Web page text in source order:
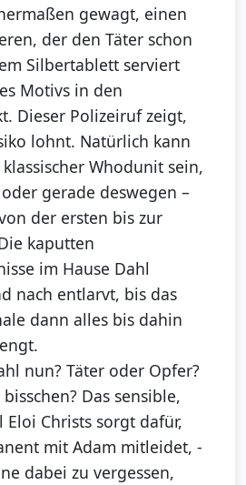
gewagt, einen
der den Täter schon
Silbertablett serviert
Motivs in den
Dieser Polizeiruf zeigt,
lohnt. Natürlich kann
klassischer Whodunit sein,
gerade deswegen –
der ersten bis zur
kaputten
im Hause Dahl
nach entlarvt, bis das
dann alles bis dahin
nun? Täter oder Opfer?
Das sensible,
Christs sorgt dafür,
mit Adam mitleidet, -
dabei zu vergessen,